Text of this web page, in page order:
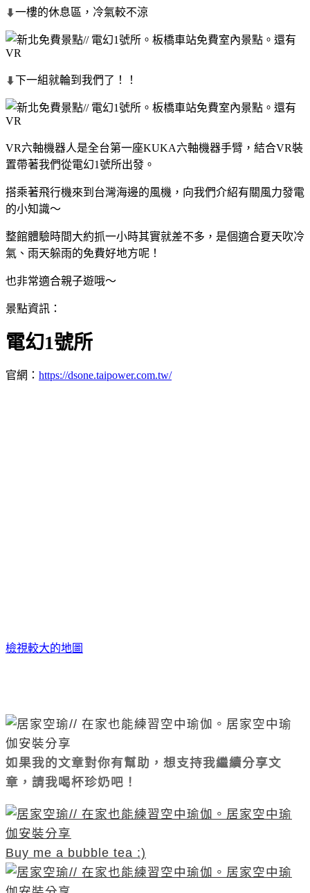
⬇一樓的休息區，冷氣較不涼
⬇下一組就輪到我們了！！
VR六軸機器人是全台第一座KUKA六軸機器手臂，結合VR裝
置帶著我們從電幻1號所出發。
搭乘著飛行機來到台灣海邊的風機，向我們介紹有關風力發電
的小知識～
整館體驗時間大約抓一小時其實就差不多，是個適合夏天吹冷
氣、雨天躲雨的免費好地方呢！
也非常適合親子遊哦～
景點資訊：
電幻1號所
官網： https://dsone.taipower.com.tw/
檢視較大的地圖
如果我的文章對你有幫助，想支持我繼續分享文
章，請我喝杯珍奶吧！
Buy me a bubble tea :)